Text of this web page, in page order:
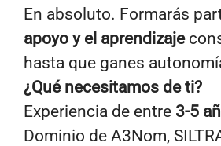
En absoluto. Formarás
apoyo y el aprendizaje
hasta que ganes
¿Qué necesitamos de ti?
Experiencia de entre 3-5
Dominio de A3Nom,